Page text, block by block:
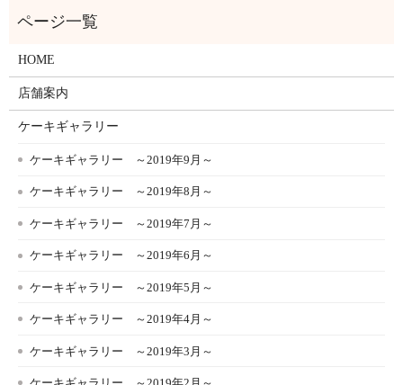
HOME
店舗案内
ケーキギャラリー
ケーキギャラリー ～2019年9月～
ケーキギャラリー ～2019年8月～
ケーキギャラリー ～2019年7月～
ケーキギャラリー ～2019年6月～
ケーキギャラリー ～2019年5月～
ケーキギャラリー ～2019年4月～
ケーキギャラリー ～2019年3月～